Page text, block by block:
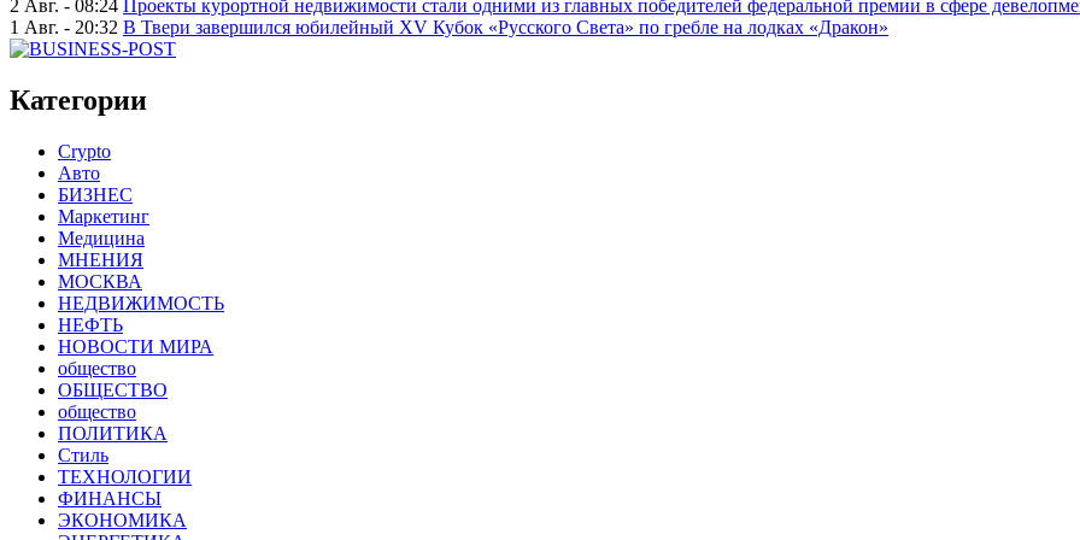
2 Авг. - 08:24
Проекты курортной недвижимости стали одними из главных победителей федеральной премии в сфере
1 Авг. - 20:32 В Твери завершился юбилейный XV Кубок «Русского Света» по гребле на лодках «Дракон»
Категории
Crypto
Авто
БИЗНЕС
Маркетинг
Медицина
МНЕНИЯ
МОСКВА
НЕДВИЖИМОСТЬ
НЕФТЬ
НОВОСТИ МИРА
общество
ОБЩЕСТВО
общество
ПОЛИТИКА
Стиль
ТЕХНОЛОГИИ
ФИНАНСЫ
ЭКОНОМИКА